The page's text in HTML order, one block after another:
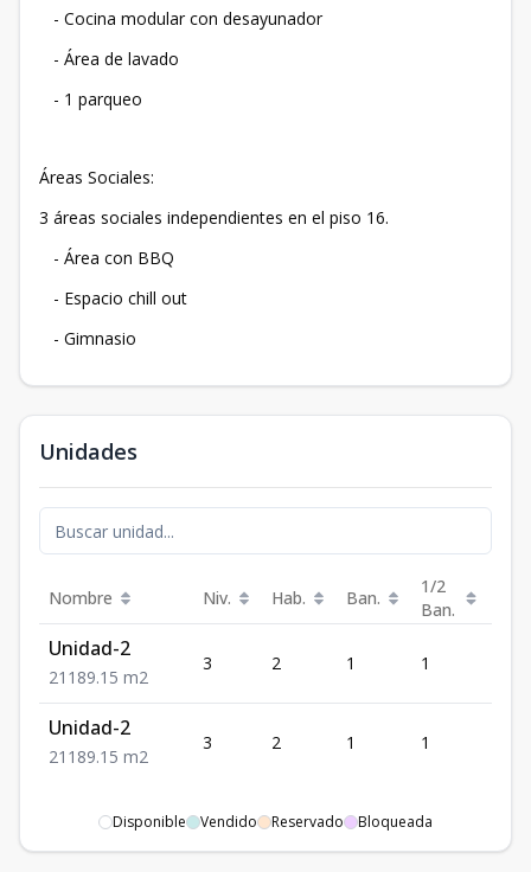
- Cocina modular con desayunador
- Área de lavado
- 1 parqueo
Áreas Sociales:
3 áreas sociales independientes en el piso 16.
- Área con BBQ
- Espacio chill out
- Gimnasio
Unidades
Nombre Niv. Hab. Ban.
1/2
Ban.
Unidad-2
21 1 89.15 m2
3 2 1 1
Unidad-2
21 1 89.15 m2
3 2 1 1
Disponible Vendido Reservado Bloqueada